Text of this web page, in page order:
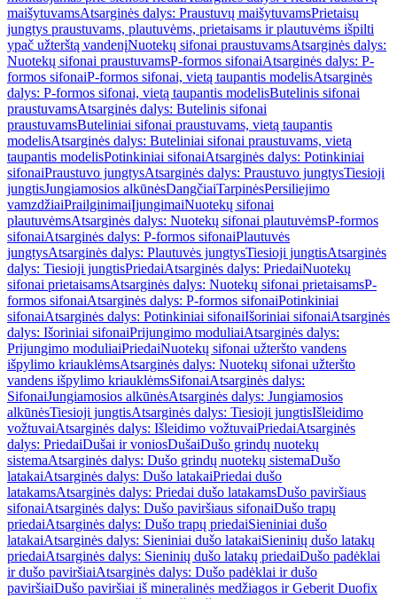
maišytuvamsAtsarginės dalys: Praustuvų maišytuvamsPrietaisų
jungtys praustuvams, plautuvėms, prietaisams ir plautuvėms išpilti
ypač užterštą vandenįNuotekų sifonai praustuvamsAtsarginės dalys:
Nuotekų sifonai praustuvamsP-formos sifonaiAtsarginės dalys: P-
formos sifonaiP-formos sifonai, vietą taupantis modelisAtsarginės
dalys: P-formos sifonai, vietą taupantis modelisButelinis sifonai
praustuvamsAtsarginės dalys: Butelinis sifonai
praustuvamsButeliniai sifonai praustuvams, vietą taupantis
modelisAtsarginės dalys: Buteliniai sifonai praustuvams, vietą
taupantis modelisPotinkiniai sifonaiAtsarginės dalys: Potinkiniai
sifonaiPraustuvo jungtysAtsarginės dalys: Praustuvo jungtysTiesioji
jungtisJungiamosios alkūnėsDangčiaiTarpinėsPersiliejimo
vamzdžiaiPrailginimaiĮjungimaiNuotekų sifonai
plautuvėmsAtsarginės dalys: Nuotekų sifonai plautuvėmsP-formos
sifonaiAtsarginės dalys: P-formos sifonaiPlautuvės
jungtysAtsarginės dalys: Plautuvės jungtysTiesioji jungtisAtsarginės
dalys: Tiesioji jungtisPriedaiAtsarginės dalys: PriedaiNuotekų
sifonai prietaisamsAtsarginės dalys: Nuotekų sifonai prietaisamsP-
formos sifonaiAtsarginės dalys: P-formos sifonaiPotinkiniai
sifonaiAtsarginės dalys: Potinkiniai sifonaiIšoriniai sifonaiAtsarginės
dalys: Išoriniai sifonaiPrijungimo moduliaiAtsarginės dalys:
Prijungimo moduliaiPriedaiNuotekų sifonai užteršto vandens
išpylimo kriauklėmsAtsarginės dalys: Nuotekų sifonai užteršto
vandens išpylimo kriauklėmsSifonaiAtsarginės dalys:
SifonaiJungiamosios alkūnėsAtsarginės dalys: Jungiamosios
alkūnėsTiesioji jungtisAtsarginės dalys: Tiesioji jungtisIšleidimo
vožtuvaiAtsarginės dalys: Išleidimo vožtuvaiPriedaiAtsarginės
dalys: PriedaiDušai ir voniosDušaiDušo grindų nuotekų
sistemaAtsarginės dalys: Dušo grindų nuotekų sistemaDušo
latakaiAtsarginės dalys: Dušo latakaiPriedai dušo
latakamsAtsarginės dalys: Priedai dušo latakamsDušo paviršiaus
sifonaiAtsarginės dalys: Dušo paviršiaus sifonaiDušo trapų
priedaiAtsarginės dalys: Dušo trapų priedaiSieniniai dušo
latakaiAtsarginės dalys: Sieniniai dušo latakaiSieninių dušo latakų
priedaiAtsarginės dalys: Sieninių dušo latakų priedaiDušo padėklai
ir dušo paviršiaiAtsarginės dalys: Dušo padėklai ir dušo
paviršiaiDušo paviršiai iš mineralinės medžiagos ir Geberit Duofix